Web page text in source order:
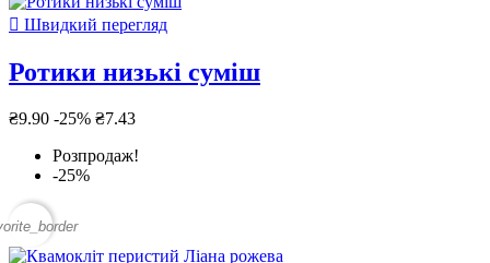
 Швидкий перегляд
Ротики низькі суміш
₴9.90 -25% ₴7.43
Розпродаж!
-25%